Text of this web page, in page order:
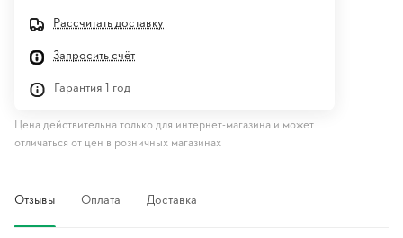
Рассчитать доставку
Запросить счёт
Гарантия 1 год
Цена действительна только для интернет-магазина и может
отличаться от цен в розничных магазинах
Отзывы Оплата Доставка